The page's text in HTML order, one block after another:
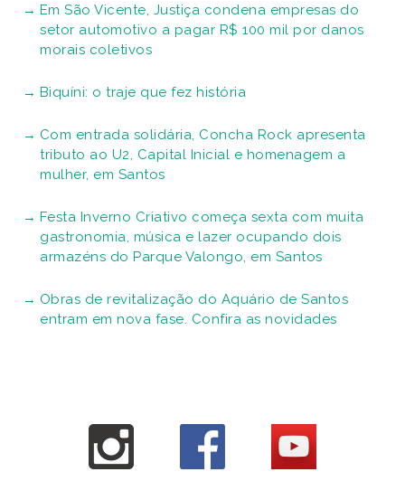
Em São Vicente, Justiça condena empresas do
setor automotivo a pagar R$ 100 mil por danos
morais coletivos
Biquíni: o traje que fez história
Com entrada solidária, Concha Rock apresenta
tributo ao U2, Capital Inicial e homenagem a
mulher, em Santos
Festa Inverno Criativo começa sexta com muita
gastronomia, música e lazer ocupando dois
armazéns do Parque Valongo, em Santos
Obras de revitalização do Aquário de Santos
entram em nova fase. Confira as novidades